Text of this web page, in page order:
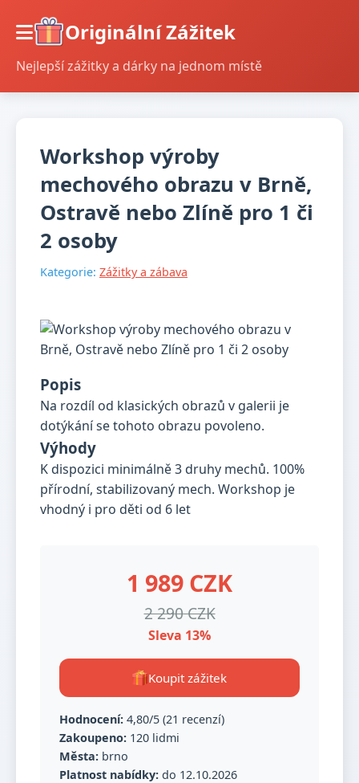
Originální Zážitek
Nejlepší zážitky a dárky na jednom místě
Workshop výroby
mechového obrazu v Brně,
Ostravě nebo Zlíně pro 1 či
2 osoby
Kategorie: Zážitky a zábava
Popis
Na rozdíl od klasických obrazů v galerii je
dotýkání se tohoto obrazu povoleno.
Výhody
K dispozici minimálně 3 druhy mechů. 100%
přírodní, stabilizovaný mech. Workshop je
vhodný i pro děti od 6 let
1 989 CZK
2 290 CZK
Sleva 13%
Koupit zážitek
Hodnocení: 4,80/5 (21 recenzí)
Zakoupeno: 120 lidmi
Města: brno
Platnost nabídky: do 12.10.2026